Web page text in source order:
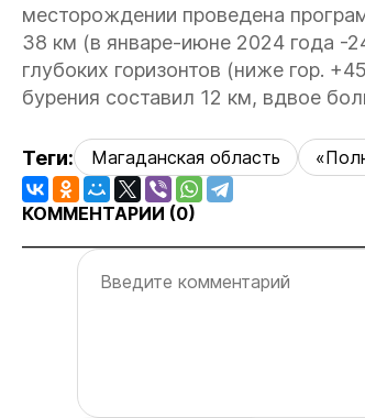
месторождении проведена
38 км (в январе-июне 2024 года -
глубоких горизонтов (ниже гор.
бурения составил 12 км, вдвое
Теги: Магаданская область
КОММЕНТАРИИ (0)